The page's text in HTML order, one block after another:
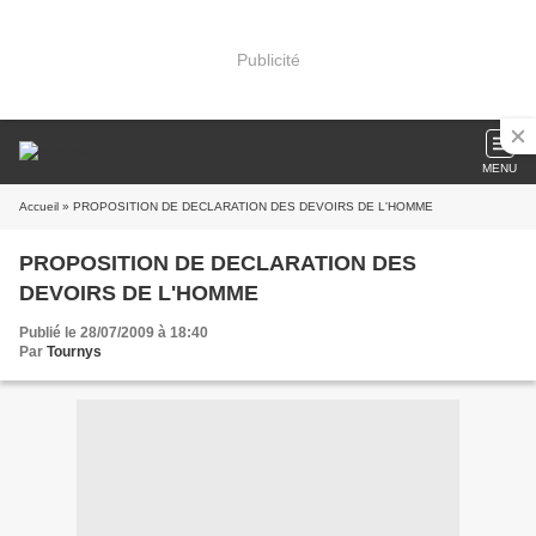
Publicité
MENU
Accueil » PROPOSITION DE DECLARATION DES DEVOIRS DE L'HOMME
PROPOSITION DE DECLARATION DES
DEVOIRS DE L'HOMME
Publié le 28/07/2009 à 18:40
Par Tournys